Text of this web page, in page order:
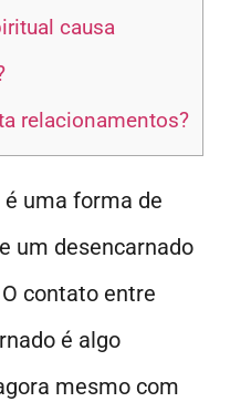
causa
relacionamentos?
é uma forma de
um desencarnado
contato entre
é algo
mesmo com